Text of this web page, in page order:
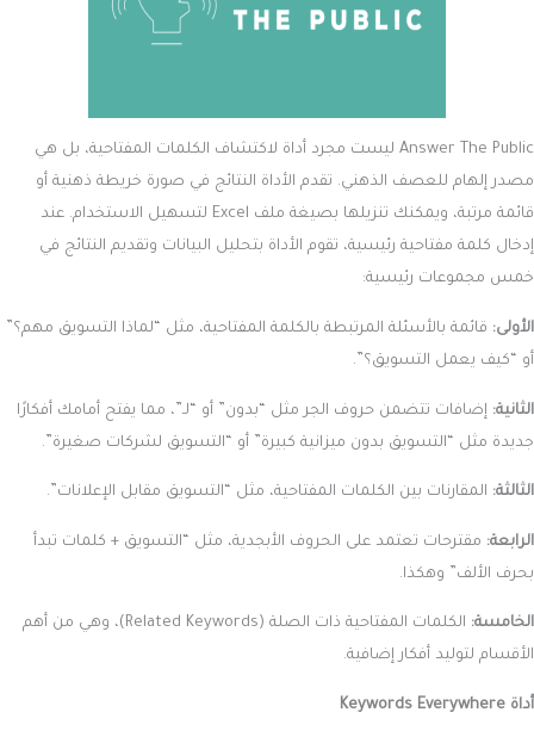
Answer The Public ليست مجرد أداة لاكتشاف الكلمات المفتاحية، بل هي
مصدر إلهام للعصف الذهني. تقدم الأداة النتائج في صورة خريطة ذهنية أو
قائمة مرتبة، ويمكنك تنزيلها بصيغة ملف Excel لتسهيل الاستخدام. عند
إدخال كلمة مفتاحية رئيسية، تقوم الأداة بتحليل البيانات وتقديم النتائج في
خمس مجموعات رئيسية:
الأولى: قائمة بالأسئلة المرتبطة بالكلمة المفتاحية، مثل “لماذا التسويق مهم؟”
أو “كيف يعمل التسويق؟”.
الثانية: إضافات تتضمن حروف الجر مثل “بدون” أو “لـ”، مما يفتح أمامك أفكارًا
جديدة مثل “التسويق بدون ميزانية كبيرة” أو “التسويق لشركات صغيرة”.
الثالثة: المقارنات بين الكلمات المفتاحية، مثل “التسويق مقابل الإعلانات”.
الرابعة: مقترحات تعتمد على الحروف الأبجدية، مثل “التسويق + كلمات تبدأ
بحرف الألف” وهكذا.
الخامسة:
الكلمات المفتاحية ذات الصلة (Related Keywords)، وهي من أهم
الأقسام لتوليد أفكار إضافية.
أداة Keywords Everywhere